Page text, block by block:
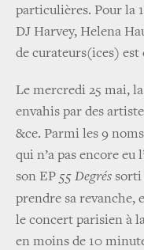
particulières. Pour la
DJ Harvey, Helena
de curateurs(ices) est
Le mercredi 25 mai,
envahis par des
&ce. Parmi les 9
qui n’a pas encore eu
son EP 55 Degrés sorti
prendre sa revanche,
le concert parisien à
en moins de 10